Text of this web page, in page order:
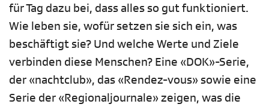
für Tag dazu bei, dass alles so gut funktioniert.
Wie leben sie, wofür setzen sie sich ein, was
beschäftigt sie? Und welche Werte und Ziele
verbinden diese Menschen? Eine «DOK»-Serie,
der «nachtclub», das «Rendez-vous» sowie eine
Serie der «Regionaljournale» zeigen, was die